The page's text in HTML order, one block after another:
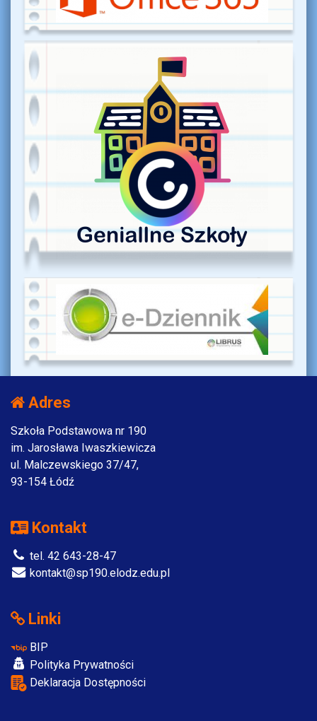
Adres
Szkoła Podstawowa nr 190
im. Jarosława Iwaszkiewicza
ul. Malczewskiego 37/47,
93-154 Łódź
Kontakt
tel. 42 643-28-47
kontakt@sp190.elodz.edu.pl
Linki
BIP
Polityka Prywatności
Deklaracja Dostępności